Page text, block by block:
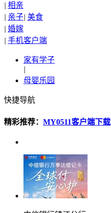
| 相亲
| 亲子| 美食
| 婚嫁
| 手机客户端
家有学子
|
母婴乐园
快捷导航
精彩推荐： MY0511客户端下载